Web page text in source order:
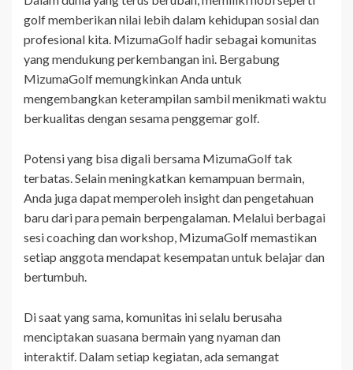
golf memberikan nilai lebih dalam kehidupan sosial dan
profesional kita. MizumaGolf hadir sebagai komunitas
yang mendukung perkembangan ini. Bergabung
MizumaGolf memungkinkan Anda untuk
mengembangkan keterampilan sambil menikmati waktu
berkualitas dengan sesama penggemar golf.
Potensi yang bisa digali bersama MizumaGolf tak
terbatas. Selain meningkatkan kemampuan bermain,
Anda juga dapat memperoleh insight dan pengetahuan
baru dari para pemain berpengalaman. Melalui berbagai
sesi coaching dan workshop, MizumaGolf memastikan
setiap anggota mendapat kesempatan untuk belajar dan
bertumbuh.
Di saat yang sama, komunitas ini selalu berusaha
menciptakan suasana bermain yang nyaman dan
interaktif. Dalam setiap kegiatan, ada semangat